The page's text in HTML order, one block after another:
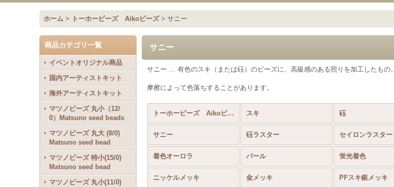
ホーム > トーホービーズ Aikoビーズ > サニー
商品カテゴリ一覧
イベントオリジナル商品
国内アーティストキット
海外アーティストキット
マツノビーズ 丸小（12/
0）Matsuno seed beads
マツノビーズ 丸大 (8/0)
Matsuno seed bead
マツノビーズ 特小(15/0)
Matsuno seed bead
マツノビーズ 丸小(11/0)
サニー
サニー … 有色のスキ（または砡）のビーズに、高級感のある照りを加工したもの。
摩擦によって色落ちすることがあります。
トーホービーズ Aikoビーズ (全商品) スキ 砡
サニー 砡ラスター セイロンラスター
着色オーロラ パール 蛍光着色
ニッケルメッキ 金メッキ PFスキ銀メッキ